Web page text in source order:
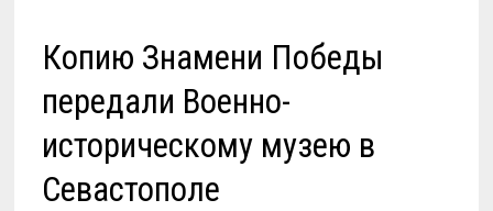
Копию Знамени Победы
передали Военно-
историческому музею в
Севастополе